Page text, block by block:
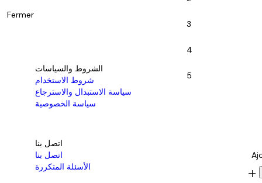
3
4
5
add
Fermer
الشروط والسياسات
شروط الاستخدام
سياسة الاستبدال والاسترجاع
سياسة الخصوصية
اتصل بنا
اتصل بنا
الأسئلة المتكررة